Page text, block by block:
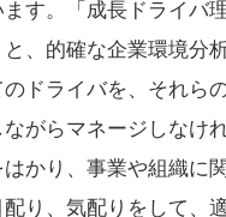
す。「成長ドライバ
と、的確な企業環境分
ドライバを、それら
がらマネージしなけ
かり、事業や組織に
り、気配りをして、